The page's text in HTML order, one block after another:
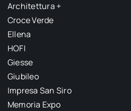
Architettura +
Croce Verde
Ellena
HOFI
Giesse
Giubileo
Impresa San Siro
Memoria Expo